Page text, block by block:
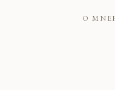
O MNE